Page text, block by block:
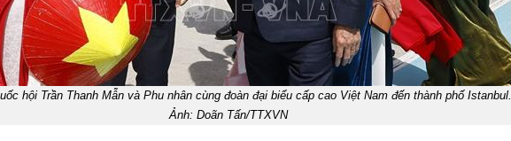
hội Trần Thanh Mẫn và Phu nhân cùng đoàn đại biểu cấp cao Việt Nam đến thành phố Istanbul.
Ảnh: Doãn Tấn/TTXVN